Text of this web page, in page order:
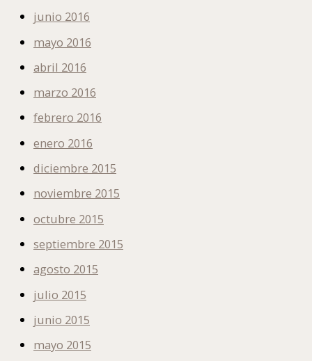
junio 2016
mayo 2016
abril 2016
marzo 2016
febrero 2016
enero 2016
diciembre 2015
noviembre 2015
octubre 2015
septiembre 2015
agosto 2015
julio 2015
junio 2015
mayo 2015